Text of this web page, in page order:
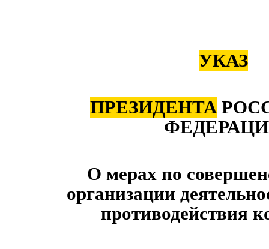
УКАЗ
ПРЕЗИДЕНТА
О мерах по
организации
противодействия